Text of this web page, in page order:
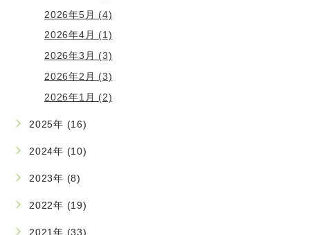
2026年5月 (4)
2026年4月 (1)
2026年3月 (3)
2026年2月 (3)
2026年1月 (2)
2025年 (16)
2024年 (10)
2023年 (8)
2022年 (19)
2021年 (33)